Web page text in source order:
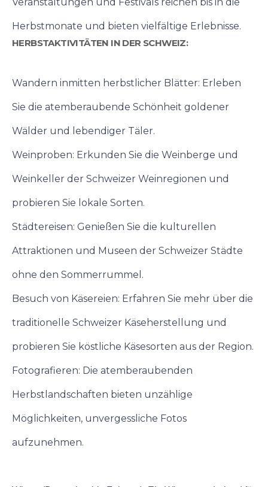
Herbstmonate und bieten vielfältige Erlebnisse.
HERBSTAKTIVITÄTEN IN DER SCHWEIZ:
Wandern inmitten herbstlicher Blätter: Erleben
Sie die atemberaubende Schönheit goldener
Wälder und lebendiger Täler.
Weinproben: Erkunden Sie die Weinberge und
Weinkeller der Schweizer Weinregionen und
probieren Sie lokale Sorten.
Städtereisen: Genießen Sie die kulturellen
Attraktionen und Museen der Schweizer Städte
ohne den Sommerrummel.
Besuch von Käsereien: Erfahren Sie mehr über die
traditionelle Schweizer Käseherstellung und
probieren Sie köstliche Käsesorten aus der Region.
Fotografieren: Die atemberaubenden
Herbstlandschaften bieten unzählige
Möglichkeiten, unvergessliche Fotos
aufzunehmen.